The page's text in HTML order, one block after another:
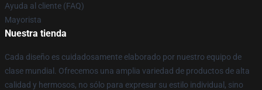
Ayuda al cliente (FAQ)
Mayorista
Nuestra tienda
Cada diseño es cuidadosamente elaborado por nuestro equipo de
clase mundial. Ofrecemos una amplia variedad de productos de alta
calidad y hermosos, no sólo para expresar su estilo individual, sino